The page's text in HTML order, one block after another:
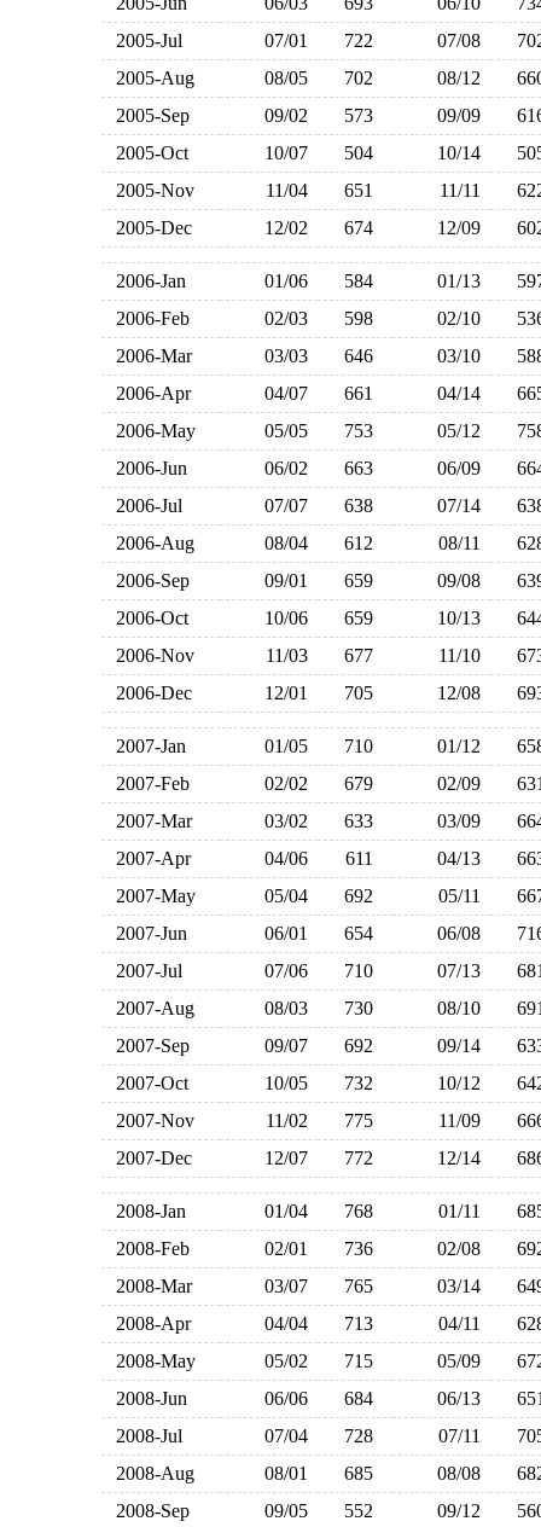
2005-Jul
07/01 722 07/08
2005-Aug
08/05 702 08/12
2005-Sep
09/02 573 09/09
2005-Oct
10/07 504 10/14
2005-Nov
11/04 651 11/11
2005-Dec
12/02 674 12/09
2006-Jan 01/06 584 01/13
2006-Feb
02/03 598 02/10
2006-Mar
03/03 646 03/10
2006-Apr
04/07 661 04/14
2006-May
05/05 753 05/12
2006-Jun
06/02 663 06/09
2006-Jul
07/07 638 07/14
2006-Aug
08/04 612 08/11
2006-Sep
09/01 659 09/08
2006-Oct
10/06 659 10/13
2006-Nov
11/03 677 11/10
2006-Dec
12/01 705 12/08
2007-Jan 01/05 710 01/12
2007-Feb
02/02 679 02/09
2007-Mar
03/02 633 03/09
2007-Apr
04/06 611 04/13
2007-May
05/04 692 05/11
2007-Jun
06/01 654 06/08
2007-Jul
07/06 710 07/13
2007-Aug
08/03 730 08/10
2007-Sep
09/07 692 09/14
2007-Oct
10/05 732 10/12
2007-Nov
11/02 775 11/09
2007-Dec
12/07 772 12/14
2008-Jan 01/04 768 01/11
2008-Feb
02/01 736 02/08
2008-Mar
03/07 765 03/14
2008-Apr
04/04 713 04/11
2008-May
05/02 715 05/09
2008-Jun
06/06 684 06/13
2008-Jul
07/04 728 07/11
2008-Aug
08/01 685 08/08
2008-Sep
09/05 552 09/12